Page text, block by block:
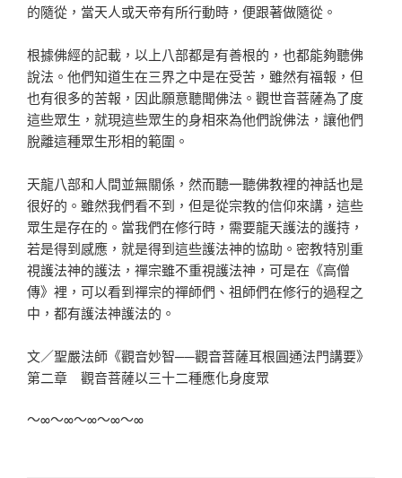
的隨從，當天人或天帝有所行動時，便跟著做隨從。
根據佛經的記載，以上八部都是有善根的，也都能夠聽佛
說法。他們知道生在三界之中是在受苦，雖然有福報，但
也有很多的苦報，因此願意聽聞佛法。觀世音菩薩為了度
這些眾生，就現這些眾生的身相來為他們說佛法，讓他們
脫離這種眾生形相的範圍。
天龍八部和人間並無關係，然而聽一聽佛教裡的神話也是
很好的。雖然我們看不到，但是從宗教的信仰來講，這些
眾生是存在的。當我們在修行時，需要龍天護法的護持，
若是得到感應，就是得到這些護法神的協助。密教特別重
視護法神的護法，禪宗雖不重視護法神，可是在《高僧
傳》裡，可以看到禪宗的禪師們、祖師們在修行的過程之
中，都有護法神護法的。
文／聖嚴法師《觀音妙智──觀音菩薩耳根圓通法門講要》
第二章 觀音菩薩以三十二種應化身度眾
～∞～∞～∞～∞～∞